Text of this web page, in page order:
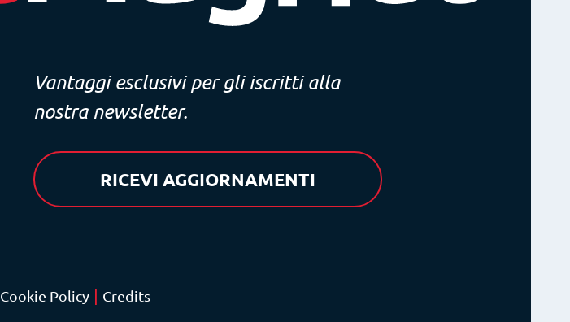
Vantaggi esclusivi per gli iscritti alla
nostra newsletter.
RICEVI AGGIORNAMENTI
Cookie Policy Credits